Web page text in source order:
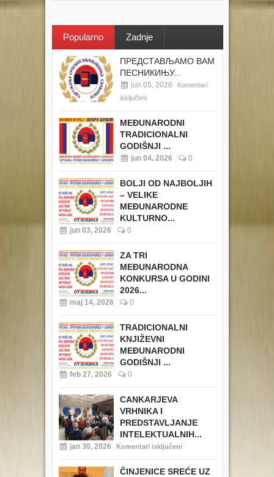
Popularno Zadnje
ПРЕДСТАВЉАМО ВАМ
ПЕСНИКИЊУ...
jun 05, 2026
Komentari
isključeni
MEĐUNARODNI
TRADICIONALNI
GODIŠNJI ...
jun 04, 2026 0
BOLJI OD NAJBOLJIH
– VELIKE
MEĐUNARODNE
KULTURNO...
jun 03, 2026 0
ZA TRI
MEĐUNARODNA
KONKURSA U GODINI
2026...
maj 14, 2026 0
TRADICIONALNI
KNJIŽEVNI
MEĐUNARODNI
GODIŠNJI ...
feb 27, 2026 0
CANKARJEVA
VRHNIKA I
PREDSTAVLJANJE
INTELEKTUALNIH...
jan 30, 2026 Komentari isključeni
ČINJENICE SREĆE UZ